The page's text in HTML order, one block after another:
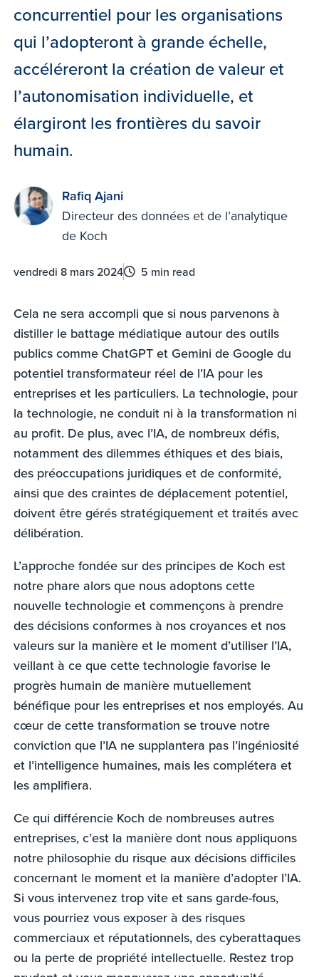
concurrentiel pour les organisations
qui l’adopteront à grande échelle,
accéléreront la création de valeur et
l’autonomisation individuelle, et
élargiront les frontières du savoir
humain.
Rafiq Ajani
Directeur des données et de l’analytique
de Koch
vendredi 8 mars 2024 5 min read
Cela ne sera accompli que si nous parvenons à
distiller le battage médiatique autour des outils
publics comme ChatGPT et Gemini de Google du
potentiel transformateur réel de l’IA pour les
entreprises et les particuliers. La technologie, pour
la technologie, ne conduit ni à la transformation ni
au profit. De plus, avec l’IA, de nombreux défis,
notamment des dilemmes éthiques et des biais,
des préoccupations juridiques et de conformité,
ainsi que des craintes de déplacement potentiel,
doivent être gérés stratégiquement et traités avec
délibération.
L’approche fondée sur des principes de Koch est
notre phare alors que nous adoptons cette
nouvelle technologie et commençons à prendre
des décisions conformes à nos croyances et nos
valeurs sur la manière et le moment d’utiliser l’IA,
veillant à ce que cette technologie favorise le
progrès humain de manière mutuellement
bénéfique pour les entreprises et nos employés. Au
cœur de cette transformation se trouve notre
conviction que l’IA ne supplantera pas l’ingéniosité
et l’intelligence humaines, mais les complétera et
les amplifiera.
Ce qui différencie Koch de nombreuses autres
entreprises, c’est la manière dont nous appliquons
notre philosophie du risque aux décisions difficiles
concernant le moment et la manière d’adopter l’IA.
Si vous intervenez trop vite et sans garde-fous,
vous pourriez vous exposer à des risques
commerciaux et réputationnels, des cyberattaques
ou la perte de propriété intellectuelle. Restez trop